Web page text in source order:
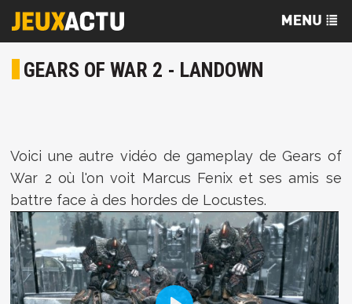
GEARS OF WAR 2 - LANDOWN
Voici une autre vidéo de gameplay de Gears of
War 2 où l'on voit Marcus Fenix et ses amis se
battre face à des hordes de Locustes.